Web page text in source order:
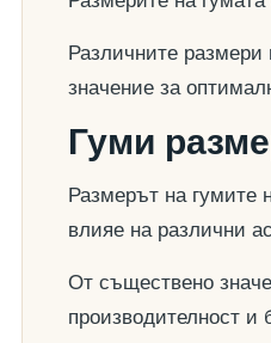
Различните размери
значение за
Гуми
Размерът на гумите
влияе на различни
От съществено
производителност и